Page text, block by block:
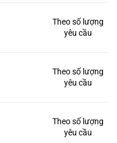
Theo số lượng
yêu cầu
Theo số lượng
yêu cầu
Theo số lượng
yêu cầu